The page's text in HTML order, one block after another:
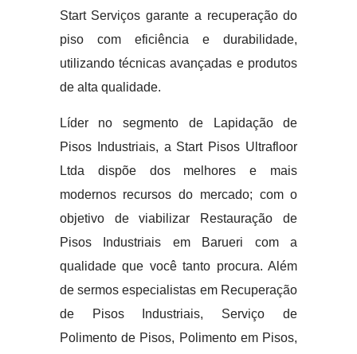
Start Serviços garante a recuperação do
piso com eficiência e durabilidade,
utilizando técnicas avançadas e produtos
de alta qualidade.
Líder no segmento de Lapidação de
Pisos Industriais, a Start Pisos Ultrafloor
Ltda dispõe dos melhores e mais
modernos recursos do mercado; com o
objetivo de viabilizar Restauração de
Pisos Industriais em Barueri com a
qualidade que você tanto procura. Além
de sermos especialistas em Recuperação
de Pisos Industriais, Serviço de
Polimento de Pisos, Polimento em Pisos,